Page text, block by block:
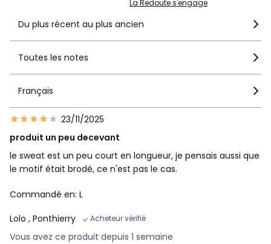
La Redoute s'engage
Du plus récent au plus ancien
Toutes les notes
Français
23/11/2025
produit un peu decevant
le sweat est un peu court en longueur, je pensais aussi que
le motif était brodé, ce n'est pas le cas.
Commandé en: L
Lolo , Ponthierry Acheteur vérifié
Vous avez ce produit depuis 1 semaine